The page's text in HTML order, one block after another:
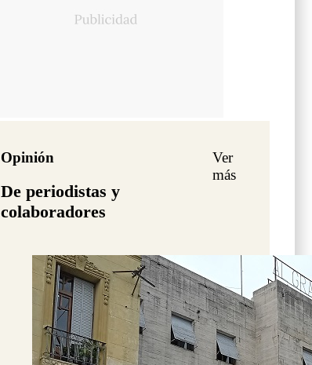
Opinión
De periodistas y
colaboradores
Ver
más